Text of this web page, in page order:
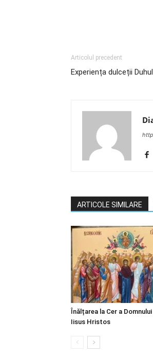
Articolul precedent
Experiența dulceții
ARTICOLE SIMILARE
Înălțarea la Cer a
Iisus Hristos